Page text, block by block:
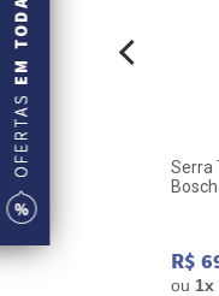
Serra
Bosch
R$
ou 1x